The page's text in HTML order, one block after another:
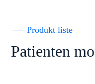
Produkt liste
Patienten